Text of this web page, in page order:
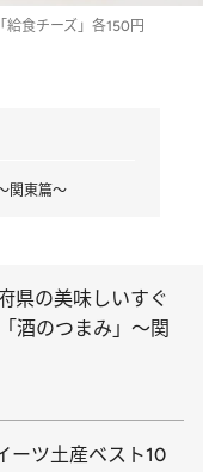
給食チーズ」各150円
関東篇～
県の美味しいすぐ
酒のつまみ」～関
ーツ土産ベスト10